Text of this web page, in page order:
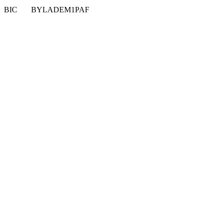
BIC BYLADEM1PAF